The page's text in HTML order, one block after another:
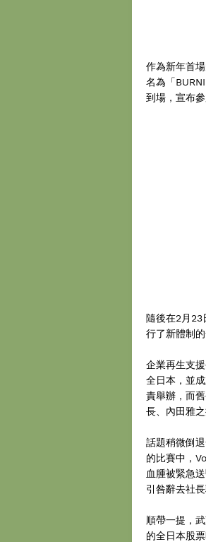
作為新年首
名為「
到場，宣布
隨後在2月23
行了新體制的
企業再生支
全日本，並
責舉辦，而
長、內田雅
話題稍微倒
的比賽中，
血腫被緊急
引咎辭去社
順帶一提，
的全日本股